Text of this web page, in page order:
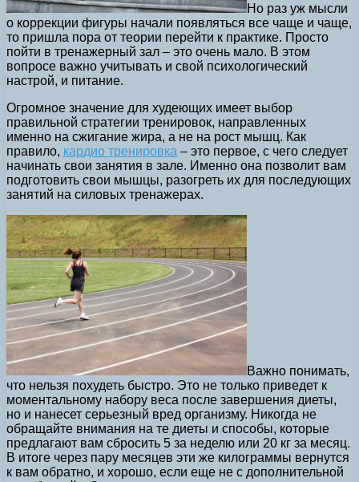
Но раз уж мысли
о коррекции фигуры начали появляться все чаще и чаще,
то пришла пора от теории перейти к практике. Просто
пойти в тренажерный зал – это очень мало. В этом
вопросе важно учитывать и свой психологический
настрой, и питание.
Огромное значение для худеющих имеет выбор
правильной стратегии тренировок, направленных
именно на сжигание жира, а не на рост мышц. Как
правило, кардио тренировка – это первое, с чего следует
начинать свои занятия в зале. Именно она позволит вам
подготовить свои мышцы, разогреть их для последующих
занятий на силовых тренажерах.
Важно понимать,
что нельзя похудеть быстро. Это не только приведет к
моментальному набору веса после завершения диеты,
но и нанесет серьезный вред организму. Никогда не
обращайте внимания на те диеты и способы, которые
предлагают вам сбросить 5 за неделю или 20 кг за месяц.
В итоге через пару месяцев эти же килограммы вернутся
к вам обратно, и хорошо, если еще не с дополнительной